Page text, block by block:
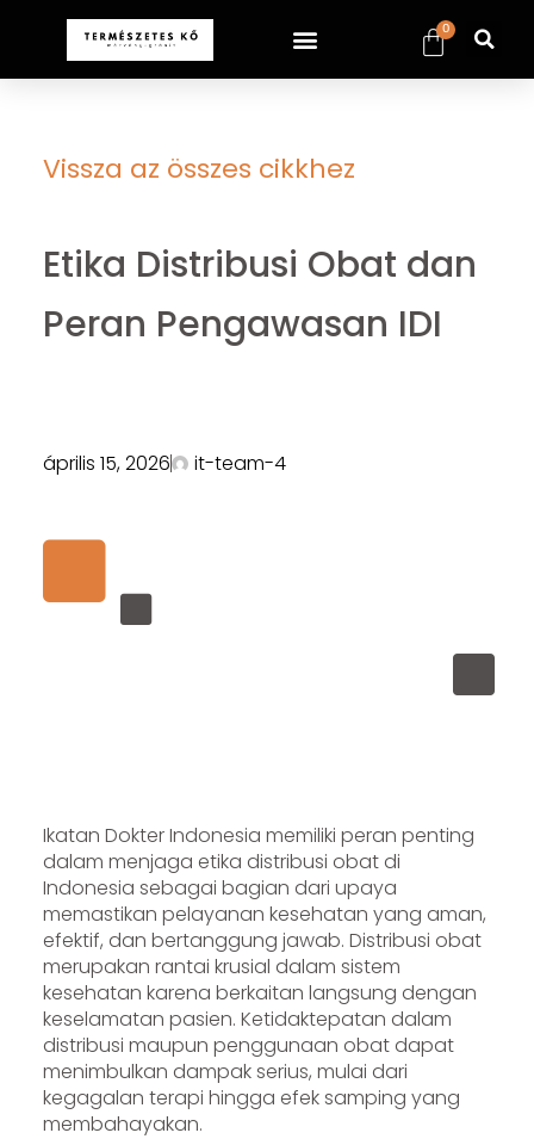
0
Vissza az összes cikkhez
Etika Distribusi Obat dan
Peran Pengawasan IDI
április 15, 2026 it-team-4
Ikatan Dokter Indonesia memiliki peran penting
dalam menjaga etika distribusi obat di
Indonesia sebagai bagian dari upaya
memastikan pelayanan kesehatan yang aman,
efektif, dan bertanggung jawab. Distribusi obat
merupakan rantai krusial dalam sistem
kesehatan karena berkaitan langsung dengan
keselamatan pasien. Ketidaktepatan dalam
distribusi maupun penggunaan obat dapat
menimbulkan dampak serius, mulai dari
kegagalan terapi hingga efek samping yang
membahayakan.